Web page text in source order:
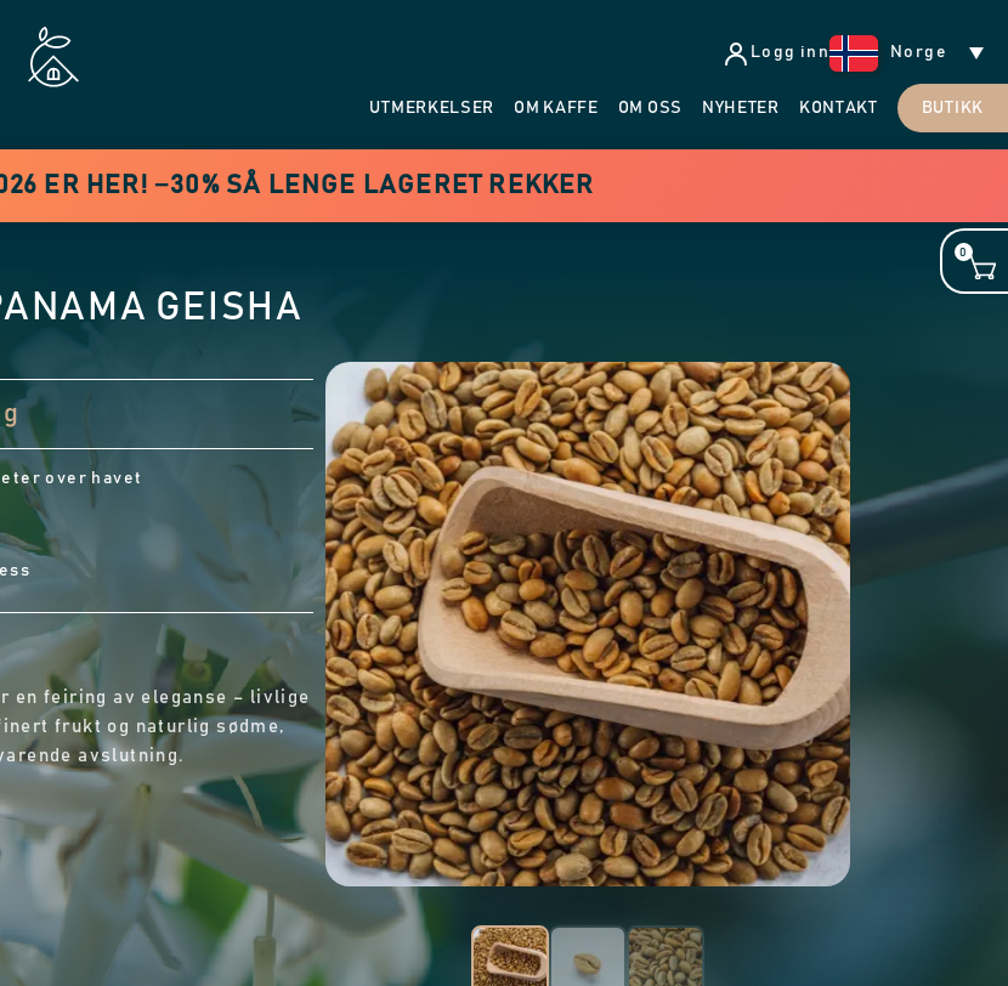
Logg inn Norge
UTMERKELSER OM KAFFE OM OSS NYHETER KONTAKT BUTIKK
0
ER HER! −30% SÅ LENGE LAGERET REKKER
GEISHA
over havet
en feiring av eleganse – livlige
frukt og naturlig sødme,
avslutning.